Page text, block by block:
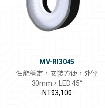
MV-RI3045
性能穩定，安裝方便，外徑
30mm，LED 45°
NT$3,100